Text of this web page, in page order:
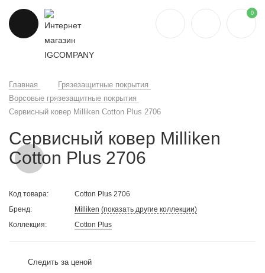
0
Главная
Грязезащитные покрытия
Ворсовые грязезащитные покрытия
Сервисный ковер Milliken Cotton Plus 2706
Сервисный ковер Milliken
Cotton Plus 2706
Код товара:
Cotton Plus 2706
Бренд:
Milliken (показать другие коллекции)
Коллекция:
Cotton Plus
Следить за ценой